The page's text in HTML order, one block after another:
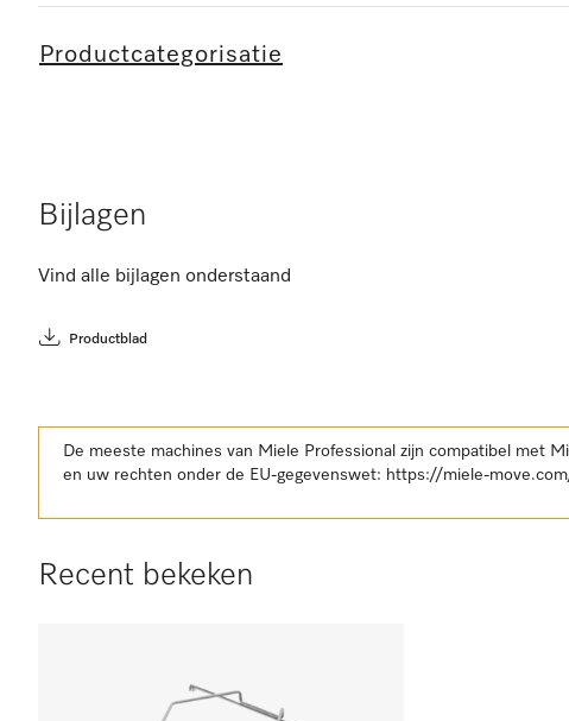
Productcategorisatie
Bijlagen
Vind alle bijlagen onderstaand
Productblad
De meeste machines van Miele Professional zijn compatibel met
en uw rechten onder de EU-gegevenswet: https://miele-
Recent bekeken